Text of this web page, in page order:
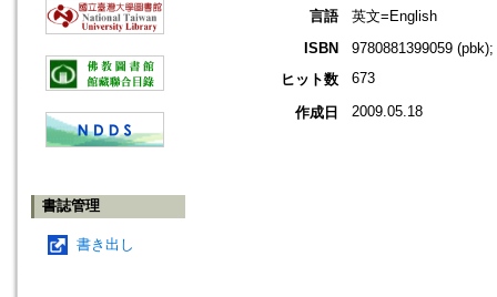
書誌管理
書き出し
言語
英文=English
ISBN
9780881399059
ヒット数
673
作成日 2009.05.18